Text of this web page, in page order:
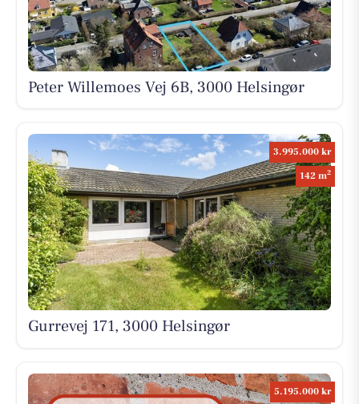
Peter Willemoes Vej 6B, 3000 Helsingør
3.995.000 kr
142 m2
Gurrevej 171, 3000 Helsingør
5.195.000 kr